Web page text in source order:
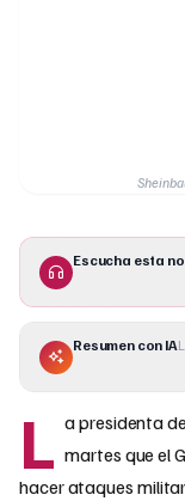
Escucha esta
Resumen con IA
L a presidenta
martes que el
hacer ataques